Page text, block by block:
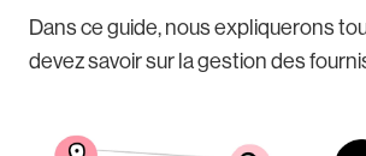
Dans ce guide, nous expliquerons
devez savoir sur la gestion des